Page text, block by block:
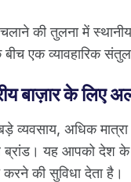
चलाने की तुलना में
एक व्यावहारिक
बाज़ार के लिए
व्यवसाय, अधिक
ब्रांड। यह आपको देश
की सुविधा देता है।